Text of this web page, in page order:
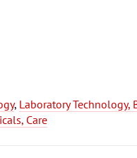
, Laboratory Technology,
Care